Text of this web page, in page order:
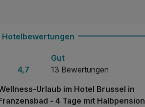
Hotelbewertungen
4,7
Gut
13 Bewertungen
Urlaub im Hotel Brussel in
- 4 Tage mit Halbpension